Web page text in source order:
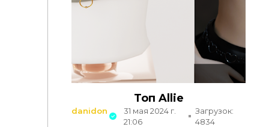
Топ Allie
danidon
31 мая 2024 г.
21:06
Загрузок:
4834